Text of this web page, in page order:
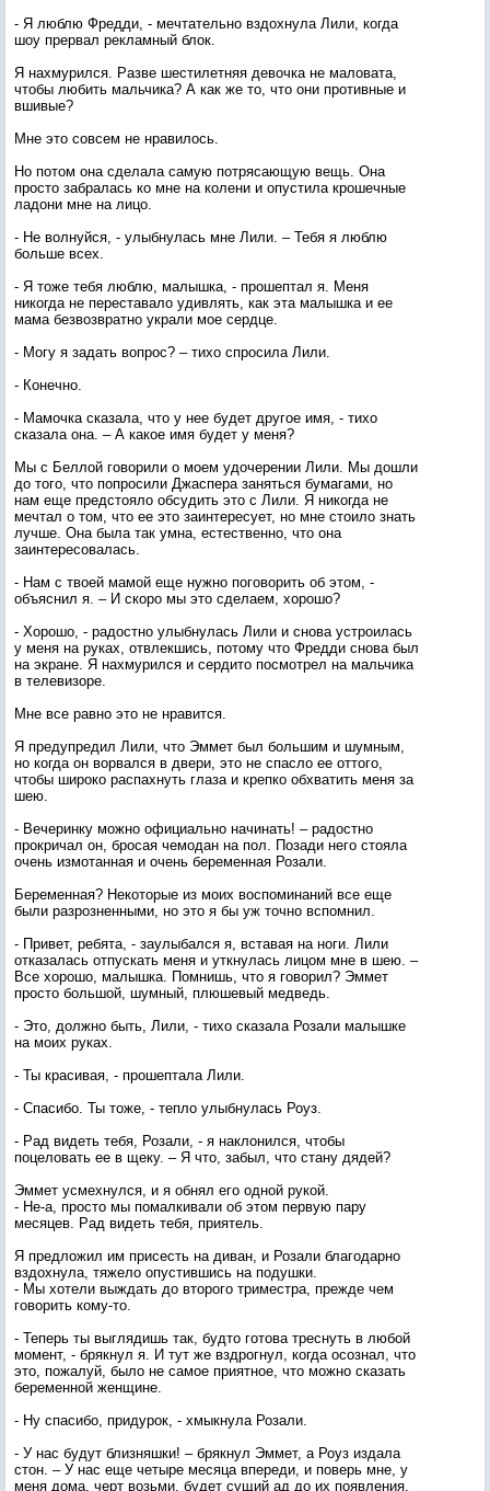
- Я люблю Фредди, - мечтательно вздохнула Лили, когда
шоу прервал рекламный блок.
Я нахмурился. Разве шестилетняя девочка не маловата,
чтобы любить мальчика? А как же то, что они противные и
вшивые?
Мне это совсем не нравилось.
Но потом она сделала самую потрясающую вещь. Она
просто забралась ко мне на колени и опустила крошечные
ладони мне на лицо.
- Не волнуйся, - улыбнулась мне Лили. – Тебя я люблю
больше всех.
- Я тоже тебя люблю, малышка, - прошептал я. Меня
никогда не переставало удивлять, как эта малышка и ее
мама безвозвратно украли мое сердце.
- Могу я задать вопрос? – тихо спросила Лили.
- Конечно.
- Мамочка сказала, что у нее будет другое имя, - тихо
сказала она. – А какое имя будет у меня?
Мы с Беллой говорили о моем удочерении Лили. Мы дошли
до того, что попросили Джаспера заняться бумагами, но
нам еще предстояло обсудить это с Лили. Я никогда не
мечтал о том, что ее это заинтересует, но мне стоило знать
лучше. Она была так умна, естественно, что она
заинтересовалась.
- Нам с твоей мамой еще нужно поговорить об этом, -
объяснил я. – И скоро мы это сделаем, хорошо?
- Хорошо, - радостно улыбнулась Лили и снова устроилась
у меня на руках, отвлекшись, потому что Фредди снова был
на экране. Я нахмурился и сердито посмотрел на мальчика
в телевизоре.
Мне все равно это не нравится.
Я предупредил Лили, что Эммет был большим и шумным,
но когда он ворвался в двери, это не спасло ее оттого,
чтобы широко распахнуть глаза и крепко обхватить меня за
шею.
- Вечеринку можно официально начинать! – радостно
прокричал он, бросая чемодан на пол. Позади него стояла
очень измотанная и очень беременная Розали.
Беременная? Некоторые из моих воспоминаний все еще
были разрозненными, но это я бы уж точно вспомнил.
- Привет, ребята, - заулыбался я, вставая на ноги. Лили
отказалась отпускать меня и уткнулась лицом мне в шею. –
Все хорошо, малышка. Помнишь, что я говорил? Эммет
просто большой, шумный, плюшевый медведь.
- Это, должно быть, Лили, - тихо сказала Розали малышке
на моих руках.
- Ты красивая, - прошептала Лили.
- Спасибо. Ты тоже, - тепло улыбнулась Роуз.
- Рад видеть тебя, Розали, - я наклонился, чтобы
поцеловать ее в щеку. – Я что, забыл, что стану дядей?
Эммет усмехнулся, и я обнял его одной рукой.
- Не-а, просто мы помалкивали об этом первую пару
месяцев. Рад видеть тебя, приятель.
Я предложил им присесть на диван, и Розали благодарно
вздохнула, тяжело опустившись на подушки.
- Мы хотели выждать до второго триместра, прежде чем
говорить кому-то.
- Теперь ты выглядишь так, будто готова треснуть в любой
момент, - брякнул я. И тут же вздрогнул, когда осознал, что
это, пожалуй, было не самое приятное, что можно сказать
беременной женщине.
- Ну спасибо, придурок, - хмыкнула Розали.
- У нас будут близняшки! – брякнул Эммет, а Роуз издала
стон. – У нас еще четыре месяца впереди, и поверь мне, у
меня дома, черт возьми, будет сущий ад до их появления.